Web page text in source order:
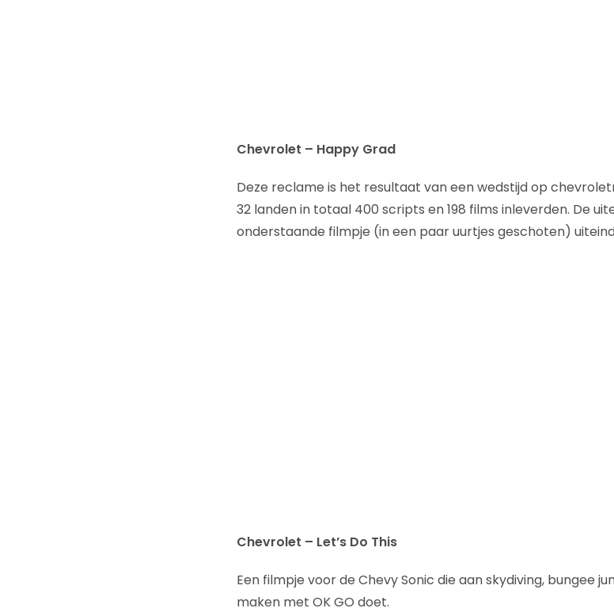
Chevrolet – Happy Grad
Deze reclame is het resultaat van een wedstijd op
32 landen in totaal 400 scripts en 198 films inleverden. De
onderstaande filmpje (in een paar uurtjes geschoten)
Chevrolet – Let’s Do This
Een filmpje voor de Chevy Sonic die aan skydiving, bungee
maken met OK GO doet.